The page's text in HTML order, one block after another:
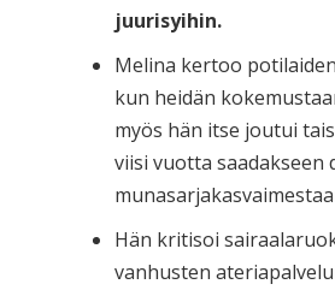
juurisyihin.
Melina kertoo
kun heidän
myös hän itse joutui
viisi vuotta saadakseen
Hän kritisoi
vanhusten